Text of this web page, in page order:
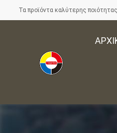
Τα προϊόντα καλύτερης